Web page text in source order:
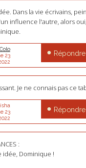
Dans la vie écrivains,
influence l'autre, alors
Colo
23
Je ne connais pas ce
23
:
Dominique !